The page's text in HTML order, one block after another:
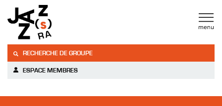
RECHERCHE DE GROUPE
ESPACE MEMBRES